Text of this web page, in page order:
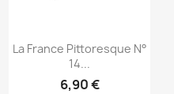
Aperçu rapide
La France Pittoresque N°
14...
6,90 €